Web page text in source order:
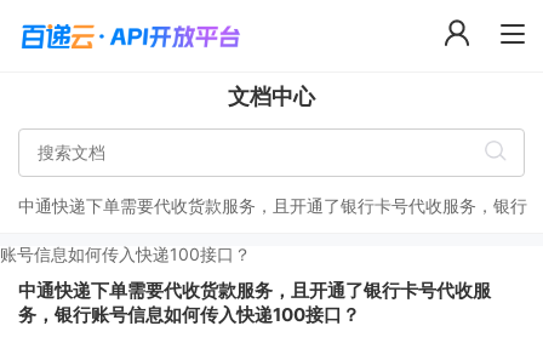
文档中心
中通快递下单需要代收货款服务，且开通了银行卡号代收服务，银行
账号信息如何传入快递100接口？
中通快递下单需要代收货款服务，且开通了银行卡号代收服
务，银行账号信息如何传入快递100接口？